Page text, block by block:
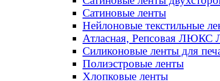
Сатиновые ленты
Нейлоновые текстильные
Атласная, Репсовая ЛЮКС
Силиконовые ленты для
Полиэстровые ленты
Хлопковые ленты